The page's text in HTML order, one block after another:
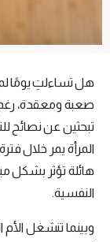
هل تساءلتِ يومًا
صعبة ومعقدة،
تبحثين عن نصائح
المرأة يمر خلال
هائلة تؤثر بشكل
النفسية.
وبينما تنشغل الأم